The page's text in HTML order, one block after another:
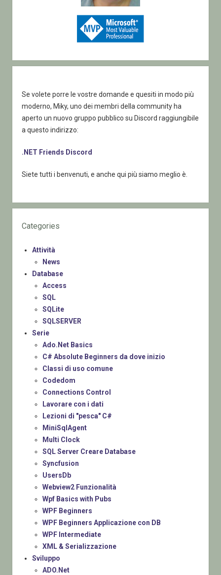
Se volete porre le vostre domande e quesiti in modo più
moderno, Miky, uno dei membri della community ha
aperto un nuovo gruppo pubblico su Discord raggiungibile
a questo indirizzo:
.NET Friends Discord
Siete tutti i benvenuti, e anche qui più siamo meglio è.
Categories
Attività
News
Database
Access
SQL
SQLite
SQLSERVER
Serie
Ado.Net Basics
C# Absolute Beginners da dove inizio
Classi di uso comune
Codedom
Connections Control
Lavorare con i dati
Lezioni di "pesca" C#
MiniSqlAgent
Multi Clock
SQL Server Creare Database
Syncfusion
UsersDb
Webview2 Funzionalità
Wpf Basics with Pubs
WPF Beginners
WPF Beginners Applicazione con DB
WPF Intermediate
XML & Serializzazione
Sviluppo
ADO.Net